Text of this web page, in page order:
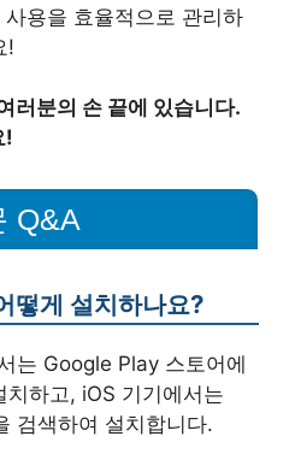
용을 효율적으로 관리하
!
러분의 손 끝에 있습니다.
!
Q&A
떻게 설치하나요?
는 Google Play 스토어에
치하고, iOS 기기에서는
검색하여 설치합니다.